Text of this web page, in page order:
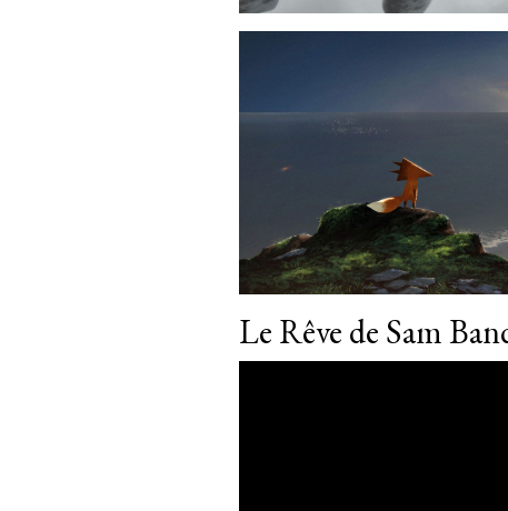
Le Rêve de Sam